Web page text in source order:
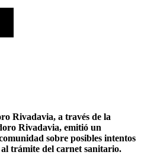
Rivadavia, a través de la
Rivadavia, emitió un
sobre posibles intentos
trámite del carnet sanitario.